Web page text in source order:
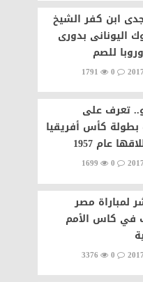
ابن كفر الشيخ
اليونانى بدورى
للصم
0
1791
تعرف على
بطولة كأس أفريقيا
عام 1957
0
1699
لمباراة مصر
في كاس الأمم
0
3376